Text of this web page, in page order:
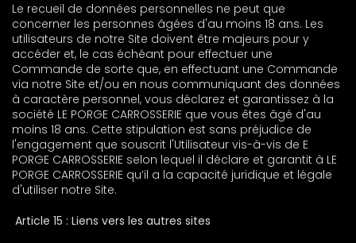
Le recueil de données personnelles ne peut que
concerner les personnes âgées d'au moins 18 ans. Les
utilisateurs de notre Site doivent être majeurs pour y
accéder et, le cas échéant pour effectuer une
Commande de sorte que, en effectuant une Commande
via notre Site et/ou en nous communiquant des données
à caractère personnel, vous déclarez et garantissez à la
société LE PORGE CARROSSERIE que vous êtes âgé d'au
moins 18 ans. Cette stipulation est sans préjudice de
l'engagement que souscrit l'Utilisateur vis-à-vis de E
PORGE CARROSSERIE selon lequel il déclare et garantit à LE
PORGE CARROSSERIE qu’il a la capacité juridique et légale
d'utiliser notre Site.
Article 15 : Liens vers les autres sites